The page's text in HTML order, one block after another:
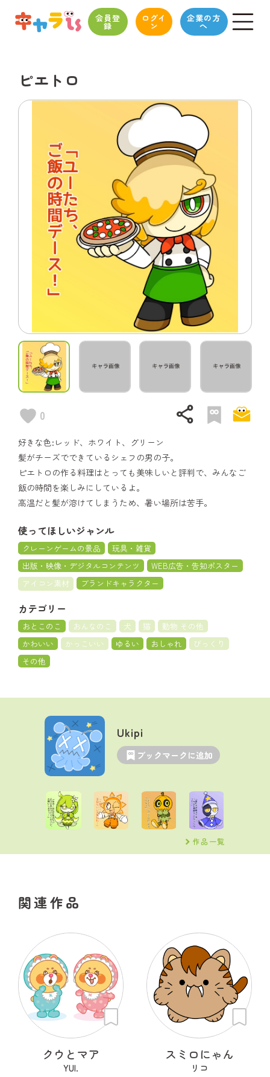
会員登
録
ログイ
ン
企業の方
へ
ピエトロ
0 share
好きな色:レッド、ホワイト、グリーン
髪がチーズでできているシェフの男の子。
ピエトロの作る料理はとっても美味しいと評判で、みんなご
飯の時間を楽しみにしているよ。
高温だと髪が溶けてしまうため、暑い場所は苦手。
使ってほしいジャンル
クレーンゲームの景品
玩具・雑貨
出版・映像・デジタルコンテンツ
WEB広告・告知ポスター
アイコン素材
ブランドキャラクター
カテゴリー
おとこのこ おんなのこ 犬 猫
動物 その他
かわいい
かっこいい ゆるい おしゃれ
びっくり
その他
Ukipi
ブックマークに追加
作品一覧
関連作品
クウとマア
YUI.
スミロにゃん
リコ